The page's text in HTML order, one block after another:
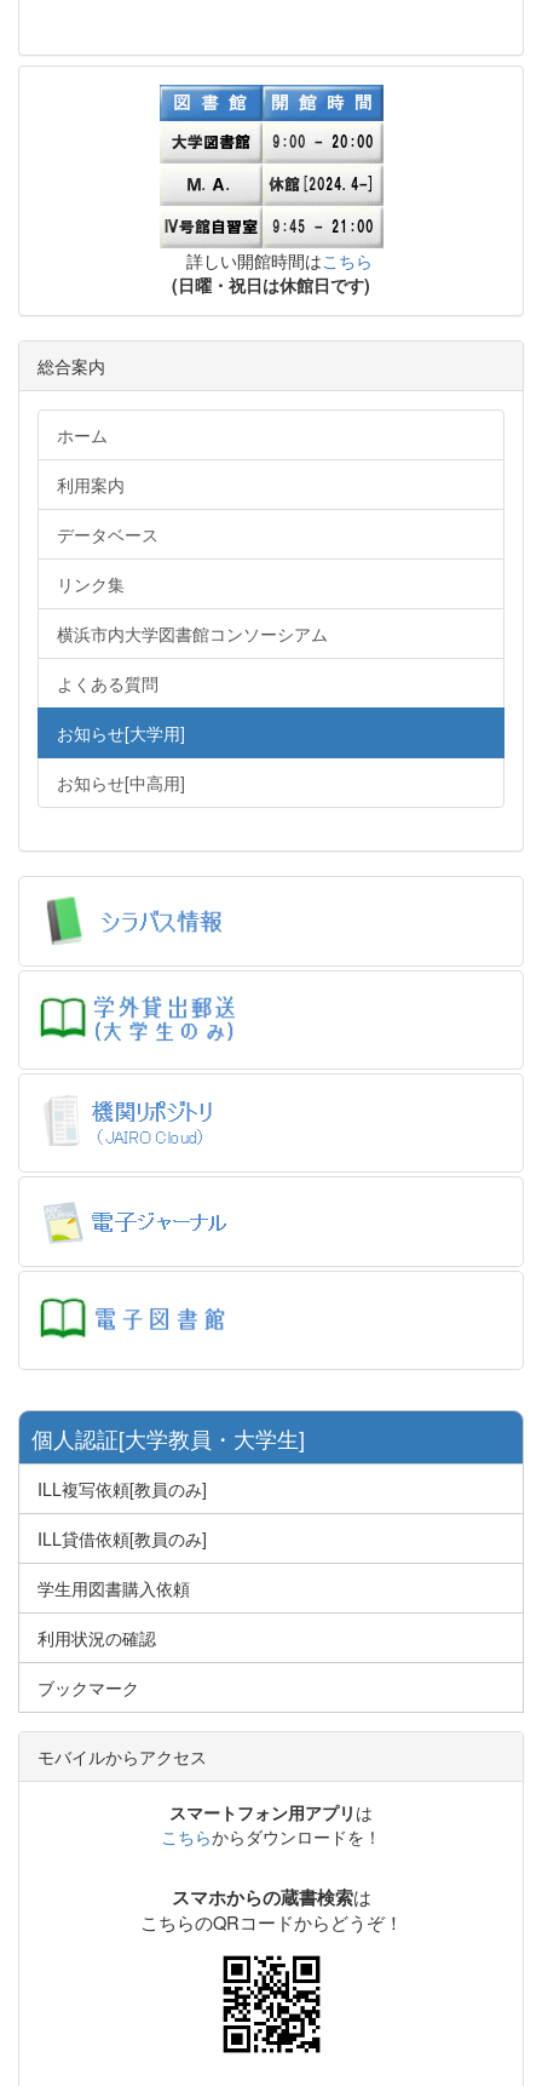
詳しい開館時間はこちら
(日曜・祝日は休館日です)
総合案内
ホーム
利用案内
データベース
リンク集
横浜市内大学図書館コンソーシアム
よくある質問
お知らせ[大学用]
お知らせ[中高用]
個人認証[大学教員・大学生]
ILL複写依頼[教員のみ]
ILL貸借依頼[教員のみ]
学生用図書購入依頼
利用状況の確認
ブックマーク
モバイルからアクセス
スマートフォン用アプリ は
こちらからダウンロードを！
スマホからの蔵書検索は
こちらのQRコードからどうぞ！